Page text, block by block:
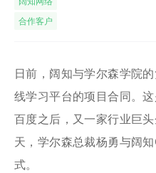
合作客户
日前，阔知与学尔森学院
线学习平台的项目合同。
百度之后，又一家行业巨
天，学尔森总裁杨勇与阔
式。